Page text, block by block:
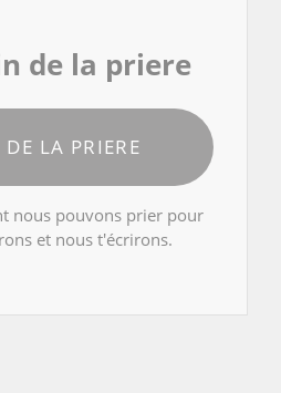
de la priere
LA PRIERE
nous pouvons prier pour
et nous t'écrirons.